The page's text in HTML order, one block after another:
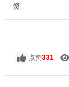
资
点赞331